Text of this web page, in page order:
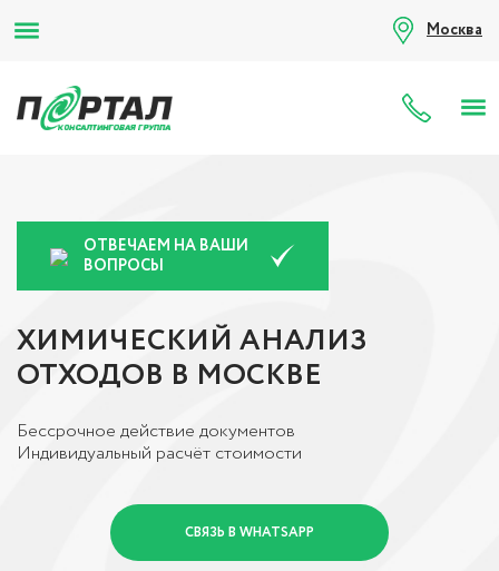
Москва
8
ОТВЕЧАЕМ НА ВАШИ
ВОПРОСЫ
ХИМИЧЕСКИЙ АНАЛИЗ
ОТХОДОВ В МОСКВЕ
Бессрочное действие документов
Индивидуальный расчёт стоимости
СВЯЗЬ В WHATSAPP